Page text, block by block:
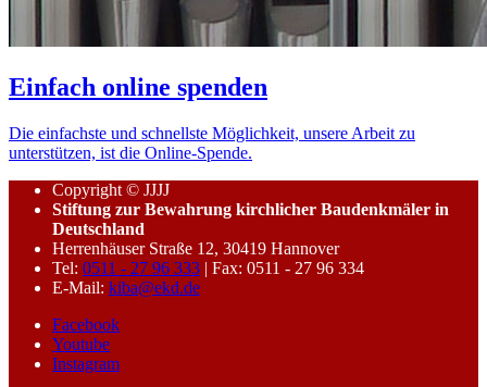
Einfach online spenden
Die einfachste und schnellste Möglichkeit, unsere Arbeit zu
unterstützen, ist die Online-Spende.
Copyright © JJJJ
Stiftung zur Bewahrung kirchlicher Baudenkmäler in
Deutschland
Herrenhäuser Straße 12, 30419 Hannover
Tel: 0511 - 27 96 333 | Fax: 0511 - 27 96 334
E-Mail: kiba@ekd.de
Facebook
Youtube
Instagram